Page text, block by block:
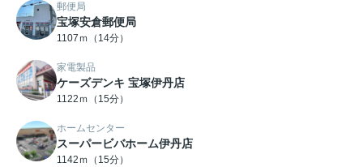
郵便局
宝塚安倉郵便局
1107ｍ（14分）
家電製品
ケーズデンキ 宝塚伊丹店
1122ｍ（15分）
ホームセンター
スーパービバホーム伊丹店
1142ｍ（15分）